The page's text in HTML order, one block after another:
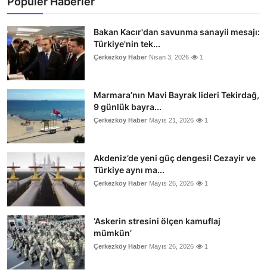
Bakan Kacır'dan savunma sanayii mesajı:
Türkiye'nin tek...
Çerkezköy Haber Nisan 3, 2026 1
Marmara’nın Mavi Bayrak lideri Tekirdağ,
9 günlük bayra...
Çerkezköy Haber Mayıs 21, 2026 1
Akdeniz’de yeni güç dengesi! Cezayir ve
Türkiye aynı ma...
Çerkezköy Haber Mayıs 26, 2026 1
‘Askerin stresini ölçen kamuflaj
mümkün’
Çerkezköy Haber Mayıs 26, 2026 1